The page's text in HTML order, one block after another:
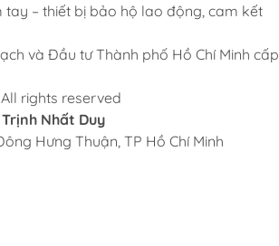
– thiết bị bảo hộ lao động, cam kết
và Đầu tư Thành phố Hồ Chí Minh cấp
All rights reserved
Nhất Duy
Hưng Thuận, TP Hồ Chí Minh